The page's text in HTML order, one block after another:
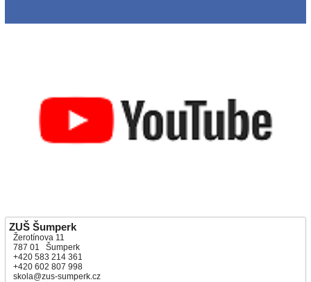
ZUŠ Šumperk
Žerotínova 11
787 01 Šumperk
+420 583 214 361
+420 602 807 998
skola@zus-sumperk.cz